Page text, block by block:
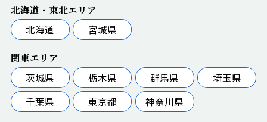
北海道・東北エリア
北海道
宮城県
関東エリア
茨城県
栃木県 群馬県
埼玉県
千葉県
東京都 神奈川県